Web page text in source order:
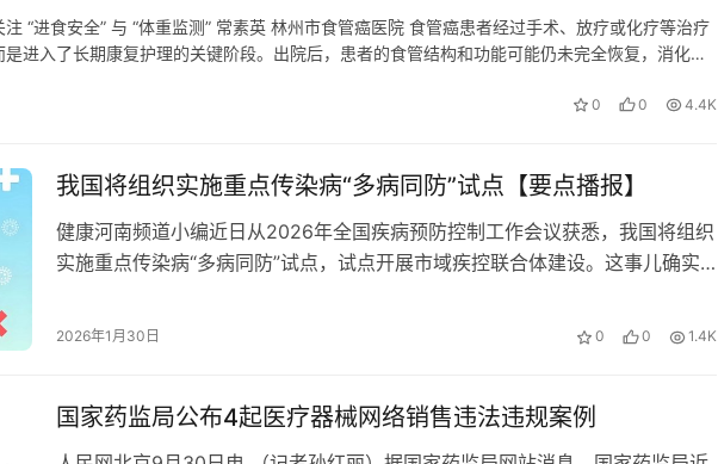
“进食安全” 与 “体重监测”​ 常素英 林州市食管癌医院 食管癌患者经过手术、放疗或化疗等治疗
进入了长期康复护理的关键阶段。出院后，患者的食管结构和功能可能仍未完全恢复，消化吸
0 0 4.4K
我国将组织实施重点传染病“多病同防”试点【要点播报】
健康河南频道小编近日从2026年全国疾病预防控制工作会议获悉，我国将组织
实施重点传染病“多病同防”试点，试点开展市域疾控联合体建设。这事儿确实
简单来说，‌“多病同防”就是对多种传染病一起防、一起控，整合资源，提高效
2026年1月30日 0 0 1.4K
国家药监局公布4起医疗器械网络销售违法违规案例